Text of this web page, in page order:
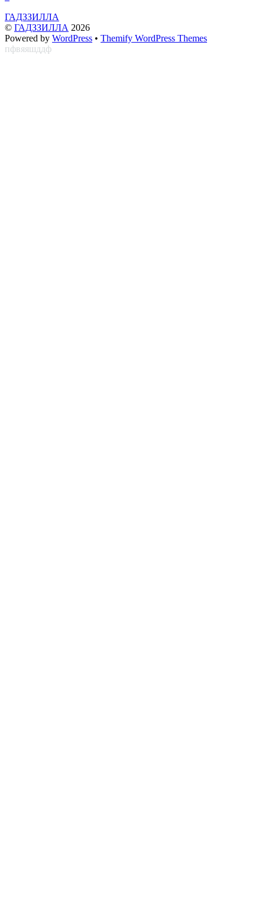
ГАДЗЗИЛЛА
© ГАДЗЗИЛЛА 2026
Powered by WordPress • Themify WordPress Themes
пфвяяшддф